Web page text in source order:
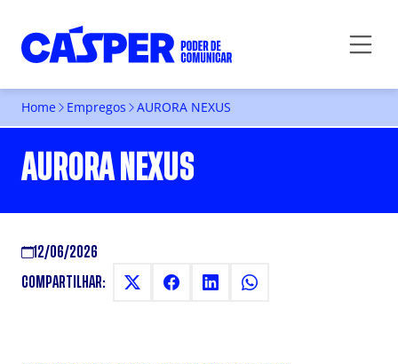
Home Empregos AURORA NEXUS
AURORA NEXUS
12/06/2026
COMPARTILHAR: